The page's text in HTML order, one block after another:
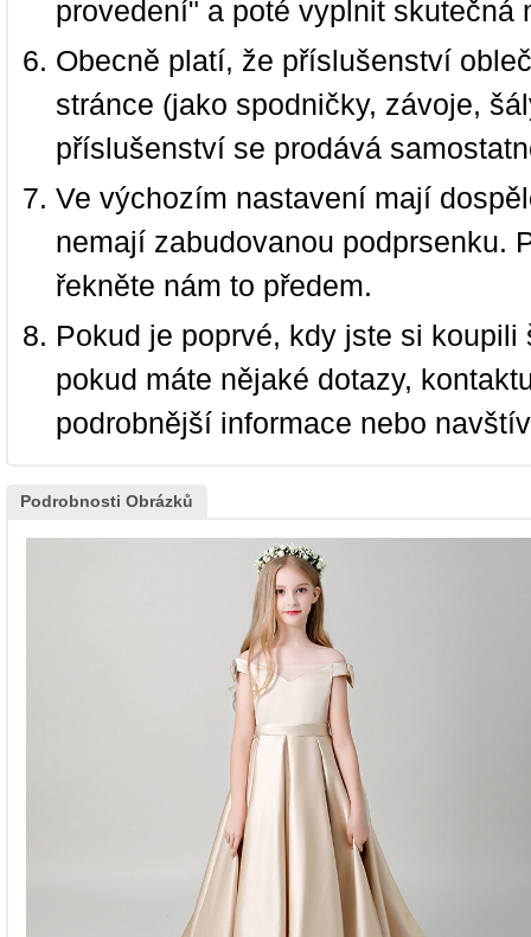
provedení" a poté vyplnit
Obecně platí, že příslušenství
stránce (jako spodničky, závoje,
příslušenství se prodává
Ve výchozím nastavení mají
nemají zabudovanou podprsenku.
řekněte nám to předem.
Pokud je poprvé, kdy jste si
pokud máte nějaké dotazy,
podrobnější informace nebo
Podrobnosti Obrázků